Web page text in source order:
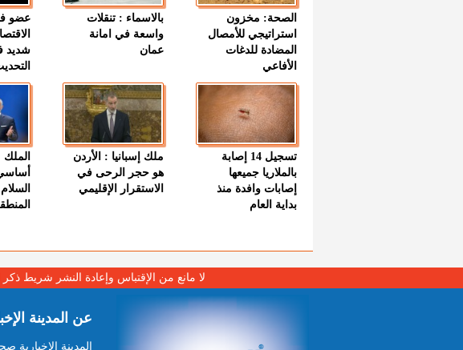
الصحة: مخزون
استراتيجي للأمصال
المضادة للدغات
الأفاعي
بالاسماء : تنقلات
واسعة في امانة
عمان
عضو
شديد
تسجيل 14 إصابة
بالملاريا جميعها
إصابات وافدة منذ
بداية العام
ملك إسبانيا : الأردن
هو حجر الرحى في
الاستقرار الإقليمي
لا مانع من الإقتباس وإعادة النشر شريط
عن المدينة
المدينة الإخبارية